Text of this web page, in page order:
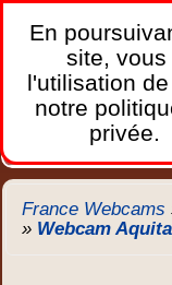
Les
Home Bretagne
Trafic
France Webcams
» Webcam
En
site,
l'utilisation
notre
privée.